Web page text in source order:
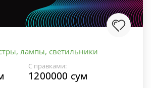
лампы, светильники
С правками:
1200000 сум